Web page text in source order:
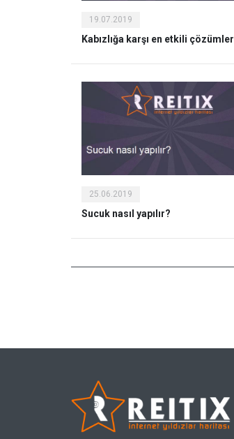
19.07.2019
Kabızlığa karşı en etkili çözümler
25.06.2019
Sucuk nasıl yapılır?